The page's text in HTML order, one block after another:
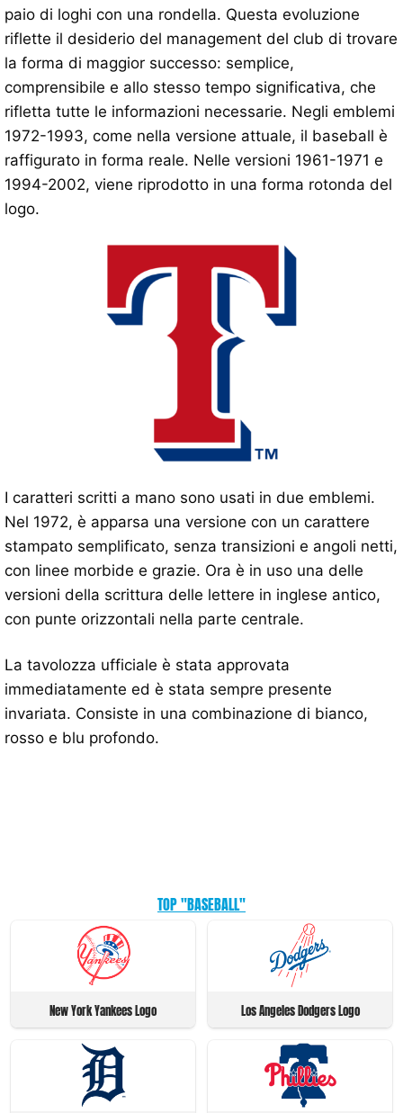
paio di loghi con una rondella. Questa evoluzione
riflette il desiderio del management del club di trovare
la forma di maggior successo: semplice,
comprensibile e allo stesso tempo significativa, che
rifletta tutte le informazioni necessarie. Negli emblemi
1972-1993, come nella versione attuale, il baseball è
raffigurato in forma reale. Nelle versioni 1961-1971 e
1994-2002, viene riprodotto in una forma rotonda del
logo.
I caratteri scritti a mano sono usati in due emblemi.
Nel 1972, è apparsa una versione con un carattere
stampato semplificato, senza transizioni e angoli netti,
con linee morbide e grazie. Ora è in uso una delle
versioni della scrittura delle lettere in inglese antico,
con punte orizzontali nella parte centrale.
La tavolozza ufficiale è stata approvata
immediatamente ed è stata sempre presente
invariata. Consiste in una combinazione di bianco,
rosso e blu profondo.
TOP "BASEBALL"
New York Yankees Logo Los Angeles Dodgers Logo